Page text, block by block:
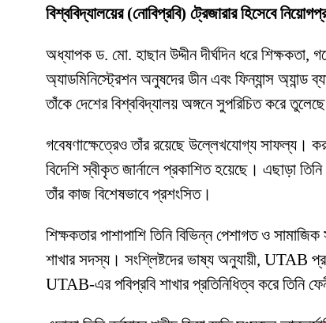
বিশ্ববিদ্যালয়ের (নোবিপ্রবি) ট্রেজারার হিসেবে
অধ্যাপক ড. মো. হাছান উদ্দীন দীর্ঘদিন ধরে শিক্ষকতা,
অ্যাডমিনিস্ট্রেশন অনুষদের ডীন এবং ফিন্যান্স অ্যান্ড
তাঁকে দেশের বিশ্ববিদ্যালয় অঙ্গনে সুপরিচিত করে
গবেষণাক্ষেত্রেও তাঁর রয়েছে উল্লেখযোগ্য সাফল্য।
বিদেশি স্বীকৃত জার্নালে প্রকাশিত হয়েছে। এছাড়া
তাঁর কাজ বিশেষভাবে প্রশংসিত।
শিক্ষকতার পাশাপাশি তিনি বিভিন্ন পেশাগত ও
শাখার সদস্য। সংশ্লিষ্টদের ভাষ্য অনুযায়ী, UTAB
UTAB-এর পবিপ্রবি শাখার প্রতিনিধিত্ব করে তিনি